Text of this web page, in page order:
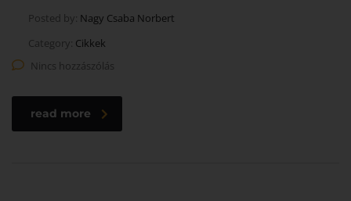
Posted by: Nagy Csaba Norbert
Category: Cikkek
Nincs hozzászólás
read more